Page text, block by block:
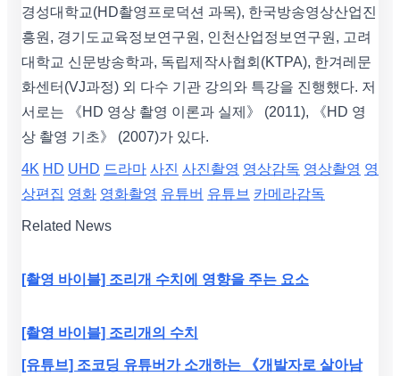
경성대학교(HD촬영프로덕션 과목), 한국방송영상산업진
흥원, 경기도교육정보연구원, 인천산업정보연구원, 고려
대학교 신문방송학과, 독립제작사협회(KTPA), 한겨레문
화센터(VJ과정) 외 다수 기관 강의와 특강을 진행했다. 저
서로는 《HD 영상 촬영 이론과 실제》 (2011), 《HD 영
상 촬영 기초》 (2007)가 있다.
4K HD UHD 드라마 사진 사진촬영 영상감독 영상촬영 영
상편집 영화 영화촬영 유튜버 유튜브 카메라감독
Related News
[촬영 바이블] 조리개 수치에 영향을 주는 요소
[촬영 바이블] 조리개의 수치
[유튜브] 조코딩 유튜버가 소개하는 《개발자로 살아남